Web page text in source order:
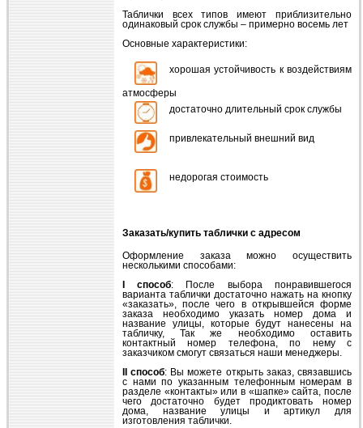
Таблички всех типов имеют приблизительно
одинаковый срок службы – примерно восемь лет
Основные характеристики:
хорошая устойчивость к воздействиям
атмосферы
достаточно длительный срок службы
привлекательный внешний вид
недорогая стоимость
Заказать/купить таблички с адресом
Оформление заказа можно осуществить
несколькими способами:
І способ: После выбора понравившегося
варианта таблички достаточно нажать на кнопку
«заказать», после чего в открывшейся форме
заказа необходимо указать номер дома и
название улицы, которые будут нанесены на
табличку, Так же необходимо оставить
контактный номер телефона, по нему с
заказчиком смогут связаться наши менеджеры.
ІІ способ: Вы можете открыть заказ, связавшись
с нами по указанным телефонным номерам в
разделе «контакты» или в «шапке» сайта, после
чего достаточно будет продиктовать номер
дома, название улицы и артикул для
изготовления таблички.